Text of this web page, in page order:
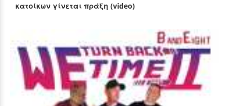
κατοίκων γίνεται πράξη (video)